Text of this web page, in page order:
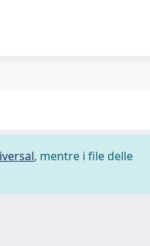
, mentre i file delle